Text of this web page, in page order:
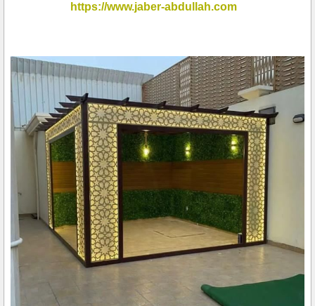
https://www.jaber-abdullah.com